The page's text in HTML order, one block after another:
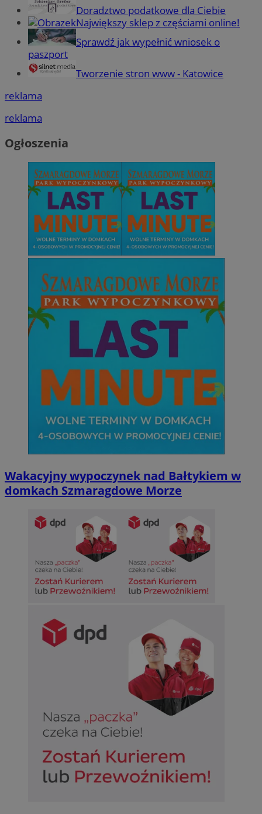
Doradztwo podatkowe dla Ciebie
Największy sklep z częściami online!
Sprawdź jak wypełnić wniosek o
paszport
Tworzenie stron www - Katowice
reklama
reklama
Ogłoszenia
Wakacyjny wypoczynek nad Bałtykiem w
domkach Szmaragdowe Morze